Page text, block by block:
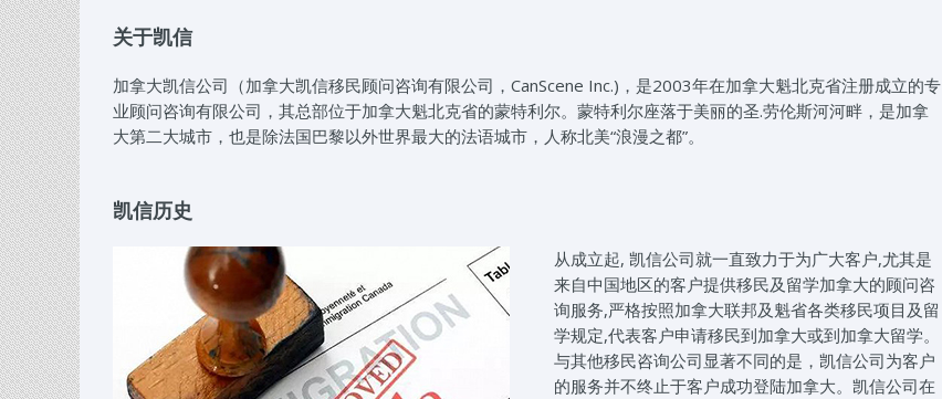
关于凯信
加拿大凯信公司（加拿大凯信移民顾问咨询有限公司，CanScene Inc.)，是2003年在加拿大魁北克省注册成立的专
业顾问咨询有限公司，其总部位于加拿大魁北克省的蒙特利尔。蒙特利尔座落于美丽的圣.劳伦斯河河畔，是加拿
大第二大城市，也是除法国巴黎以外世界最大的法语城市，人称北美“浪漫之都”。
凯信历史
从成立起, 凯信公司就一直致力于为广大客户,尤其是
来自中国地区的客户提供移民及留学加拿大的顾问咨
询服务,严格按照加拿大联邦及魁省各类移民项目及留
学规定,代表客户申请移民到加拿大或到加拿大留学。
与其他移民咨询公司显著不同的是，凯信公司为客户
的服务并不终止于客户成功登陆加拿大。凯信公司在